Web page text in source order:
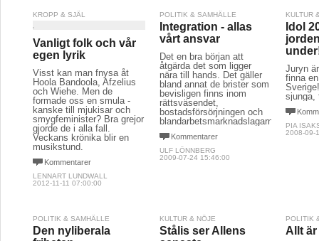
KROPP & SJÄL
Vanligt folk och vår
egen lyrik
Visst kan man fnysa åt
Hoola Bandoola, Afzelius
och Wiehe. Men de
formade oss en smula -
kanske till mjukisar och
smygfeminister? Bra grejor
gjorde de i alla fall.
Veckans krönika blir en
musikstund.
Kommentarer
LENNART LUNDWALL
2012-11-11 07:00:00
POLITIK & SAMHÄLLE
Integration - allas
vårt ansvar
Det en bra början att
åtgärda det som ligger
nära till hands. Det gäller
bland annat de brister som
bevisligen finns inom
rättsväsendet,
bostadsförsörjningen och
blandarbetsmarknadslagarna.
Kommentarer
ULF LÖNNBERG
2009-07-24 15:46:00
KULTUR
Idol
Juryn
finna
sjunga,
PIA
2008-09-
POLITIK & SAMHÄLLE
Den nyliberala
KULTUR & NÖJE
Stålis ser Allens
POLITIK
Allt